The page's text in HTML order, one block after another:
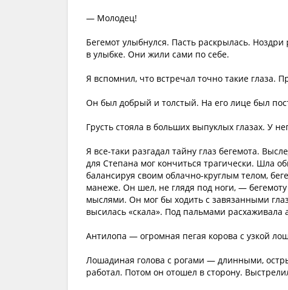
— Молодец!
Бегемот улыбнулся. Пасть раскрылась.
в улыбке. Они жили сами по себе.
Я вспомнил, что встречал точно такие глаза.
Он был добрый и толстый. На его лице был
Грусть стояла в больших выпуклых глазах. У
Я все-таки разгадал тайну глаз бегемота.
для Степана мог кончиться трагически. Шла
балансируя своим облачно-круглым телом,
манеже. Он шел, не глядя под ноги, —
мыслями. Он мог бы ходить с завязанными
высилась «скала». Под пальмами расхаживала
Антилопа — огромная пегая корова с узкой
Лошадиная голова с рогами — длинными,
работал. Потом он отошел в сторону.